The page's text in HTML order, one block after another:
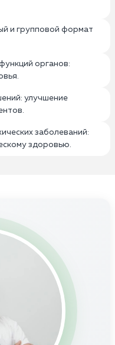
и групповой формат
органов:
улучшение
заболеваний:
здоровью.